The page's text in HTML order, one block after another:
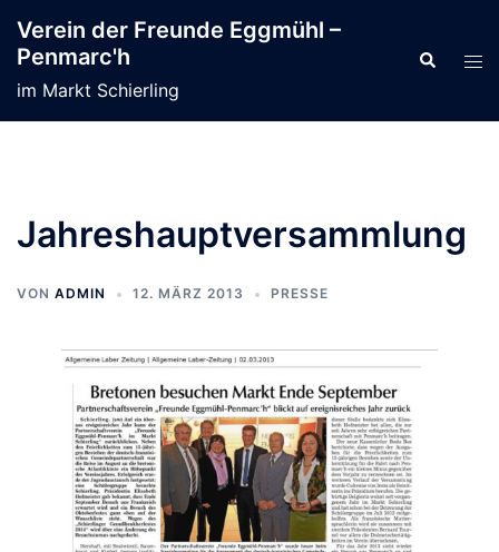
Inhalt
springen
Verein der Freunde Eggmühl –
Penmarc'h
im Markt Schierling
Suche
Jahreshauptversammlung
VON ADMIN 12. MÄRZ 2013 PRESSE